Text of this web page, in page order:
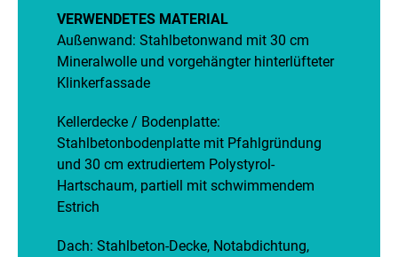
VERWENDETES MATERIAL
Außenwand: Stahlbetonwand mit 30 cm
Mineralwolle und vorgehängter hinterlüfteter
Klinkerfassade
Kellerdecke / Bodenplatte:
Stahlbetonbodenplatte mit Pfahlgründung
und 30 cm extrudiertem Polystyrol-
Hartschaum, partiell mit schwimmendem
Estrich
Dach: Stahlbeton-Decke, Notabdichtung,